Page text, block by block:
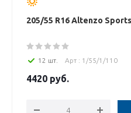
205/55 R16 Altenzo
12 шт. Арт : 1/55/1/110
4420 руб.